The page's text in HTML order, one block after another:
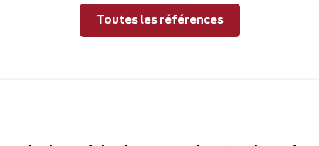
Toutes les références